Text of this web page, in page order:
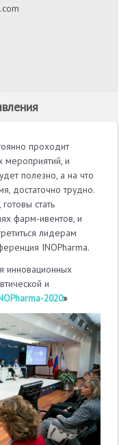
проходит
мероприятий, и
полезно, а на что
достаточно трудно.
стать
фарм-ивентов, и
лидерам
INOPharma.
инновационных
и
2020»